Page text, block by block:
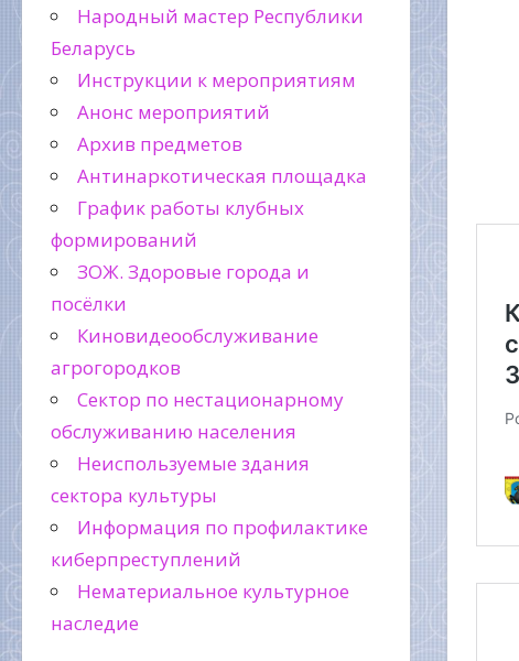
Народный мастер Республики
Беларусь
Инструкции к мероприятиям
Анонс мероприятий
Архив предметов
Антинаркотическая площадка
График работы клубных
формирований
ЗОЖ. Здоровые города и
посёлки
Киновидеообслуживание
агрогородков
Сектор по нестационарному
обслуживанию населения
Неиспользуемые здания
сектора культуры
Информация по профилактике
киберпреступлений
Нематериальное культурное
наследие